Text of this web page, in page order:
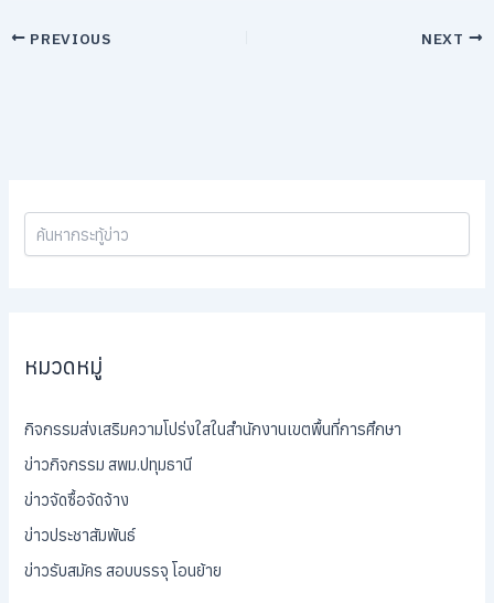
PREVIOUS NEXT
หมวดหมู่
กิจกรรมส่งเสริมความโปร่งใสในสำนักงานเขตพื้นที่การศึกษา
ข่าวกิจกรรม สพม.ปทุมธานี
ข่าวจัดซื้อจัดจ้าง
ข่าวประชาสัมพันธ์
ข่าวรับสมัคร สอบบรรจุ โอนย้าย